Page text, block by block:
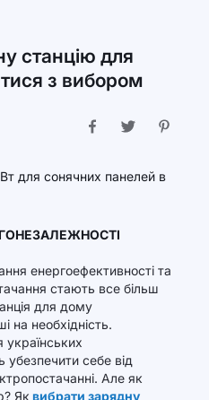
станцію для
з вибором
енергоефективності та
стають все більш
для дому
на необхідність.
убезпечити себе від
Але як
Як вибрати зарядну